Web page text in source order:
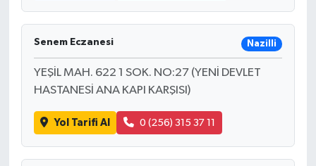
Senem Eczanesi Nazilli
YEŞİL MAH. 622 1 SOK. NO:27 (YENİ DEVLET
HASTANESİ ANA KAPI KARŞISI)
Yol Tarifi Al 0 (256) 315 37 11